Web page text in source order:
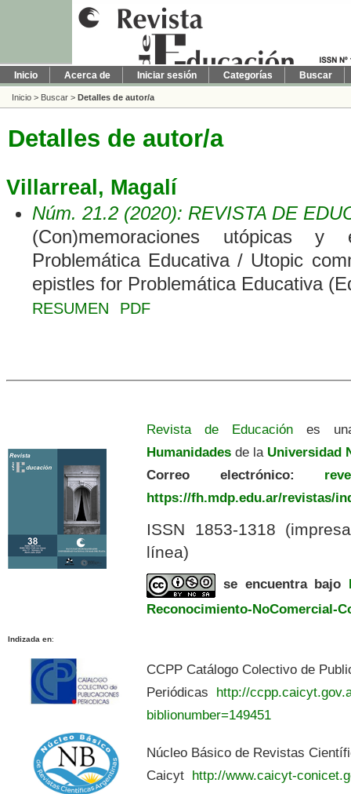
Inicio Acerca de Iniciar sesión Categorías Buscar
Inicio > Buscar > Detalles de autor/a
Detalles de autor/a
Villarreal, Magalí
Núm. 21.2 (2020): REVISTA DE
(Con)memoraciones utópicas
Problemática Educativa / Utopic
epistles for Problemática Educativa
RESUMEN PDF
Revista de Educación es
Humanidades de la Universidad
Correo electrónico:
https://fh.mdp.edu.ar/revistas/
ISSN 1853-1318
línea)
se encuentra bajo
Reconocimiento-NoComercial-
Indizada en:
CCPP Catálogo Colectivo de
Periódicas http://
biblionumber=149451
Núcleo Básico de Revistas
Caicyt http://www.caicyt-